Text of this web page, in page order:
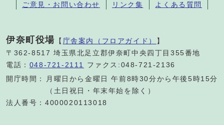
ご意見・お問い合わせ リンク集 よくある質問
伊奈町役場 【 庁舎案内（フロアガイド） 】
〒362-8517 埼玉県北足立郡伊奈町中央四丁目355番地
電話： 048-721-2111
ファクス:048-721-2136
開庁時間：
月曜日から金曜日 午前8時30分から午後5時15分
（土日祝日・年末年始を除く）
法人番号：4000020113018